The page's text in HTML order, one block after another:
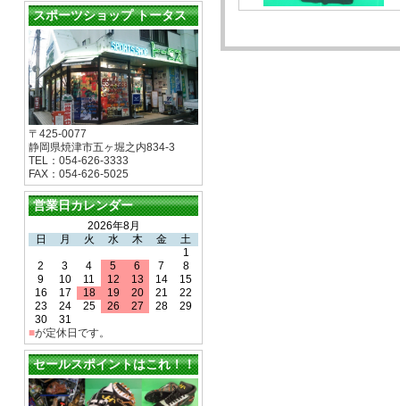
スポーツショップ トータス
〒425-0077
静岡県焼津市五ヶ堀之内834-3
TEL：054-626-3333
FAX：054-626-5025
営業日カレンダー
2026年8月
日
月 火 水 木 金
土
1
2
3 4 5 6 7
8
9
10 11 12 13 14
15
16
17 18 19 20 21
22
23
24 25 26 27 28
29
30
31
■が定休日です。
セールスポイントはこれ！！